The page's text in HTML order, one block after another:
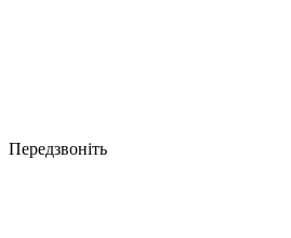
Передзвоніть